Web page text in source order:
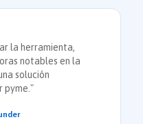
la herramienta,
notables en la
solución
pyme."